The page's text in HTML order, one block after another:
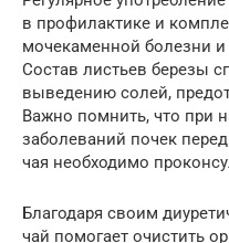
в профилактике и
мочекаменной болезни и
Состав листьев березы
выведению солей,
Важно помнить, что при
заболеваний почек
чая необходимо
Благодаря своим
чай помогает очистить